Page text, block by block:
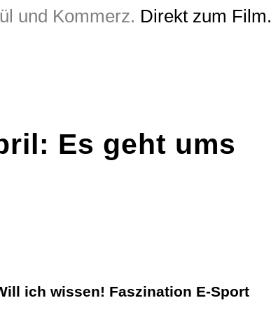
und Kommerz. Direkt zum Film.
Es geht ums
ich wissen! Faszination E-Sport